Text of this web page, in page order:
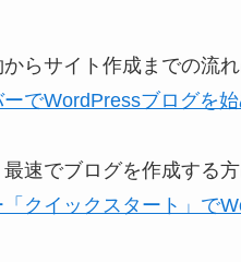
らサイト作成までの流れ
ーでWordPressブログを
速でブログを作成する方
「クイックスタート」で